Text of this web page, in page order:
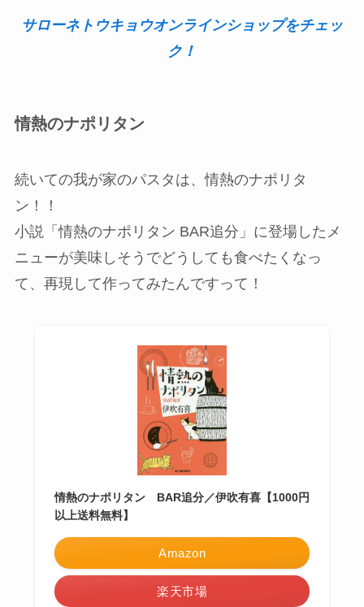
サローネトウキョウオンラインショップをチェッ
ク！
情熱のナポリタン
続いての我が家のパスタは、情熱のナポリタ
ン！！
小説「情熱のナポリタン BAR追分」に登場したメ
ニューが美味しそうでどうしても食べたくなっ
て、再現して作ってみたんですって！
情熱のナポリタン BAR追分／伊吹有喜【1000円
以上送料無料】
Amazon
楽天市場